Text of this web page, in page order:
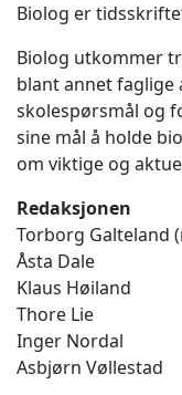
Biolog er
Biolog utkommer
blant annet
skolespørsmål og
sine mål å holde
om viktige og
Redaksjonen
Torborg Galteland
Åsta Dale
Klaus Høiland
Thore Lie
Inger Nordal
Asbjørn Vøllestad